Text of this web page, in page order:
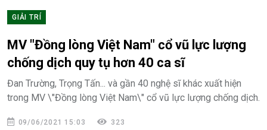
GIẢI TRÍ
MV "Đồng lòng Việt Nam" cổ vũ lực lượng
chống dịch quy tụ hơn 40 ca sĩ
Đan Trường, Trọng Tấn... và gần 40 nghệ sĩ khác xuất hiện
trong MV \"Đồng lòng Việt Nam\" cổ vũ lực lượng chống dịch.
09/06/2021 15:03 323